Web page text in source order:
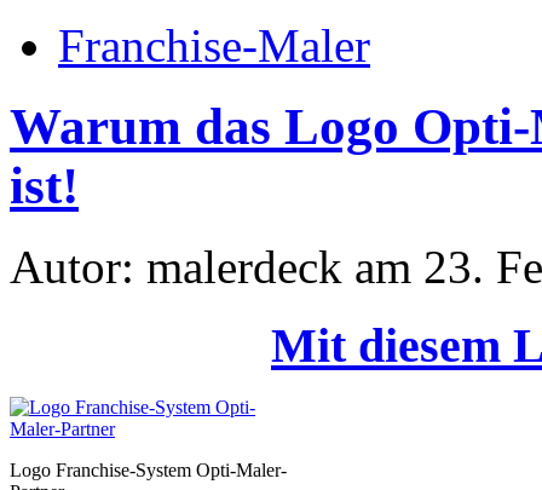
Franchise-Maler
Warum das Logo
ist!
Autor: malerdeck am 23.
Mit diesem
Logo Franchise-System Opti-Maler-